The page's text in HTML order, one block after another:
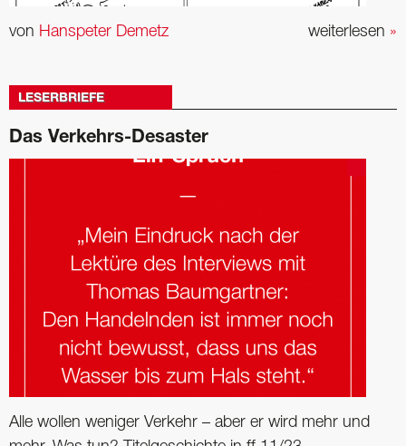
weiterlesen »
von Hanspeter Demetz
LESERBRIEFE
Das Verkehrs-Desaster
Alle wollen weniger Verkehr – aber er wird mehr und